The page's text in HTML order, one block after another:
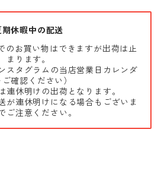
期休暇中の配送
のお買い物はできますが出荷は止
まります。
スタグラムの当店営業日カレンダ
確認ください）
連休明けの出荷となります。
が連休明けになる場合もございま
ご注意ください。